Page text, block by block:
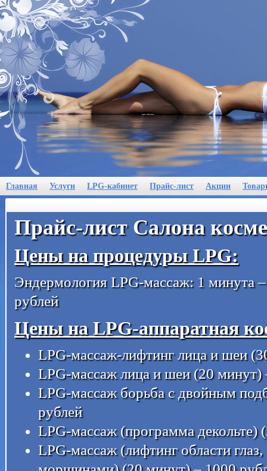
Главная Услуги LPG-кабинет Прайс-лист Акции
Прайс-лист Салона
Цены на процедуры LPG:
Эндермология LPG-массаж: 1 минута
рублей
Цены наLPG-аппаратная
LPG-массаж-лифтинг лица и шеи
LPG-массаж лица и шеи (20 минут)
LPG-массаж борьба с двойным
рублей
LPG-массаж (программа декольте)
LPG-массаж (лифтинг области